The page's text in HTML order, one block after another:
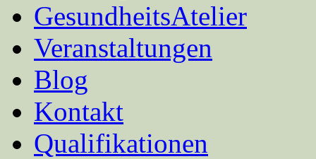
GesundheitsAtelier
Veranstaltungen
Blog
Kontakt
Qualifikationen